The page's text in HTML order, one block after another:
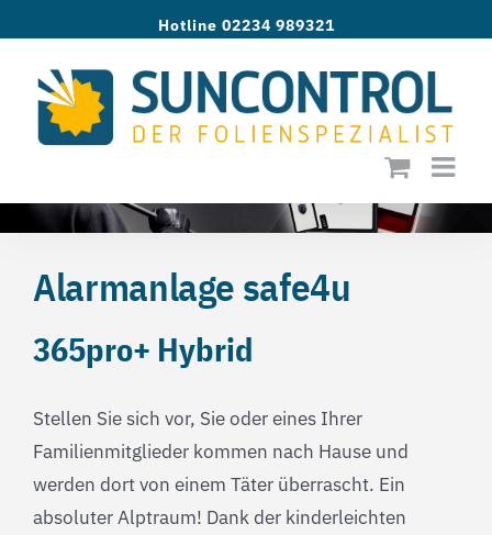
springen
Hotline 02234 989321
Alarmanlage safe4u
365pro+ Hybrid
Stellen Sie sich vor, Sie oder eines Ihrer
Familienmitglieder kommen nach Hause und
werden dort von einem Täter überrascht. Ein
absoluter Alptraum! Dank der kinderleichten